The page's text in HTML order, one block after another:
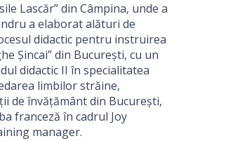
Lascăr” din Câmpina, unde a
a elaborat alături de
didactic pentru instruirea
Șincai” din București, cu un
didactic II în specialitatea
limbilor străine,
de învățământ din București,
franceză în cadrul Joy
manager.